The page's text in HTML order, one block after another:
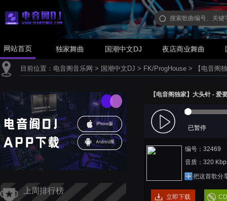
网站首页 独家舞曲 国潮中文DJ 夜店商业舞曲
目前位置： 电音阁音乐网 > 国潮中文DJ > FK/ProgHouse > 【电音阁
上周排行榜
【电音阁独家】大头针 -
已暂停
编号：32469
音质：320
把这首歌分
立即下载